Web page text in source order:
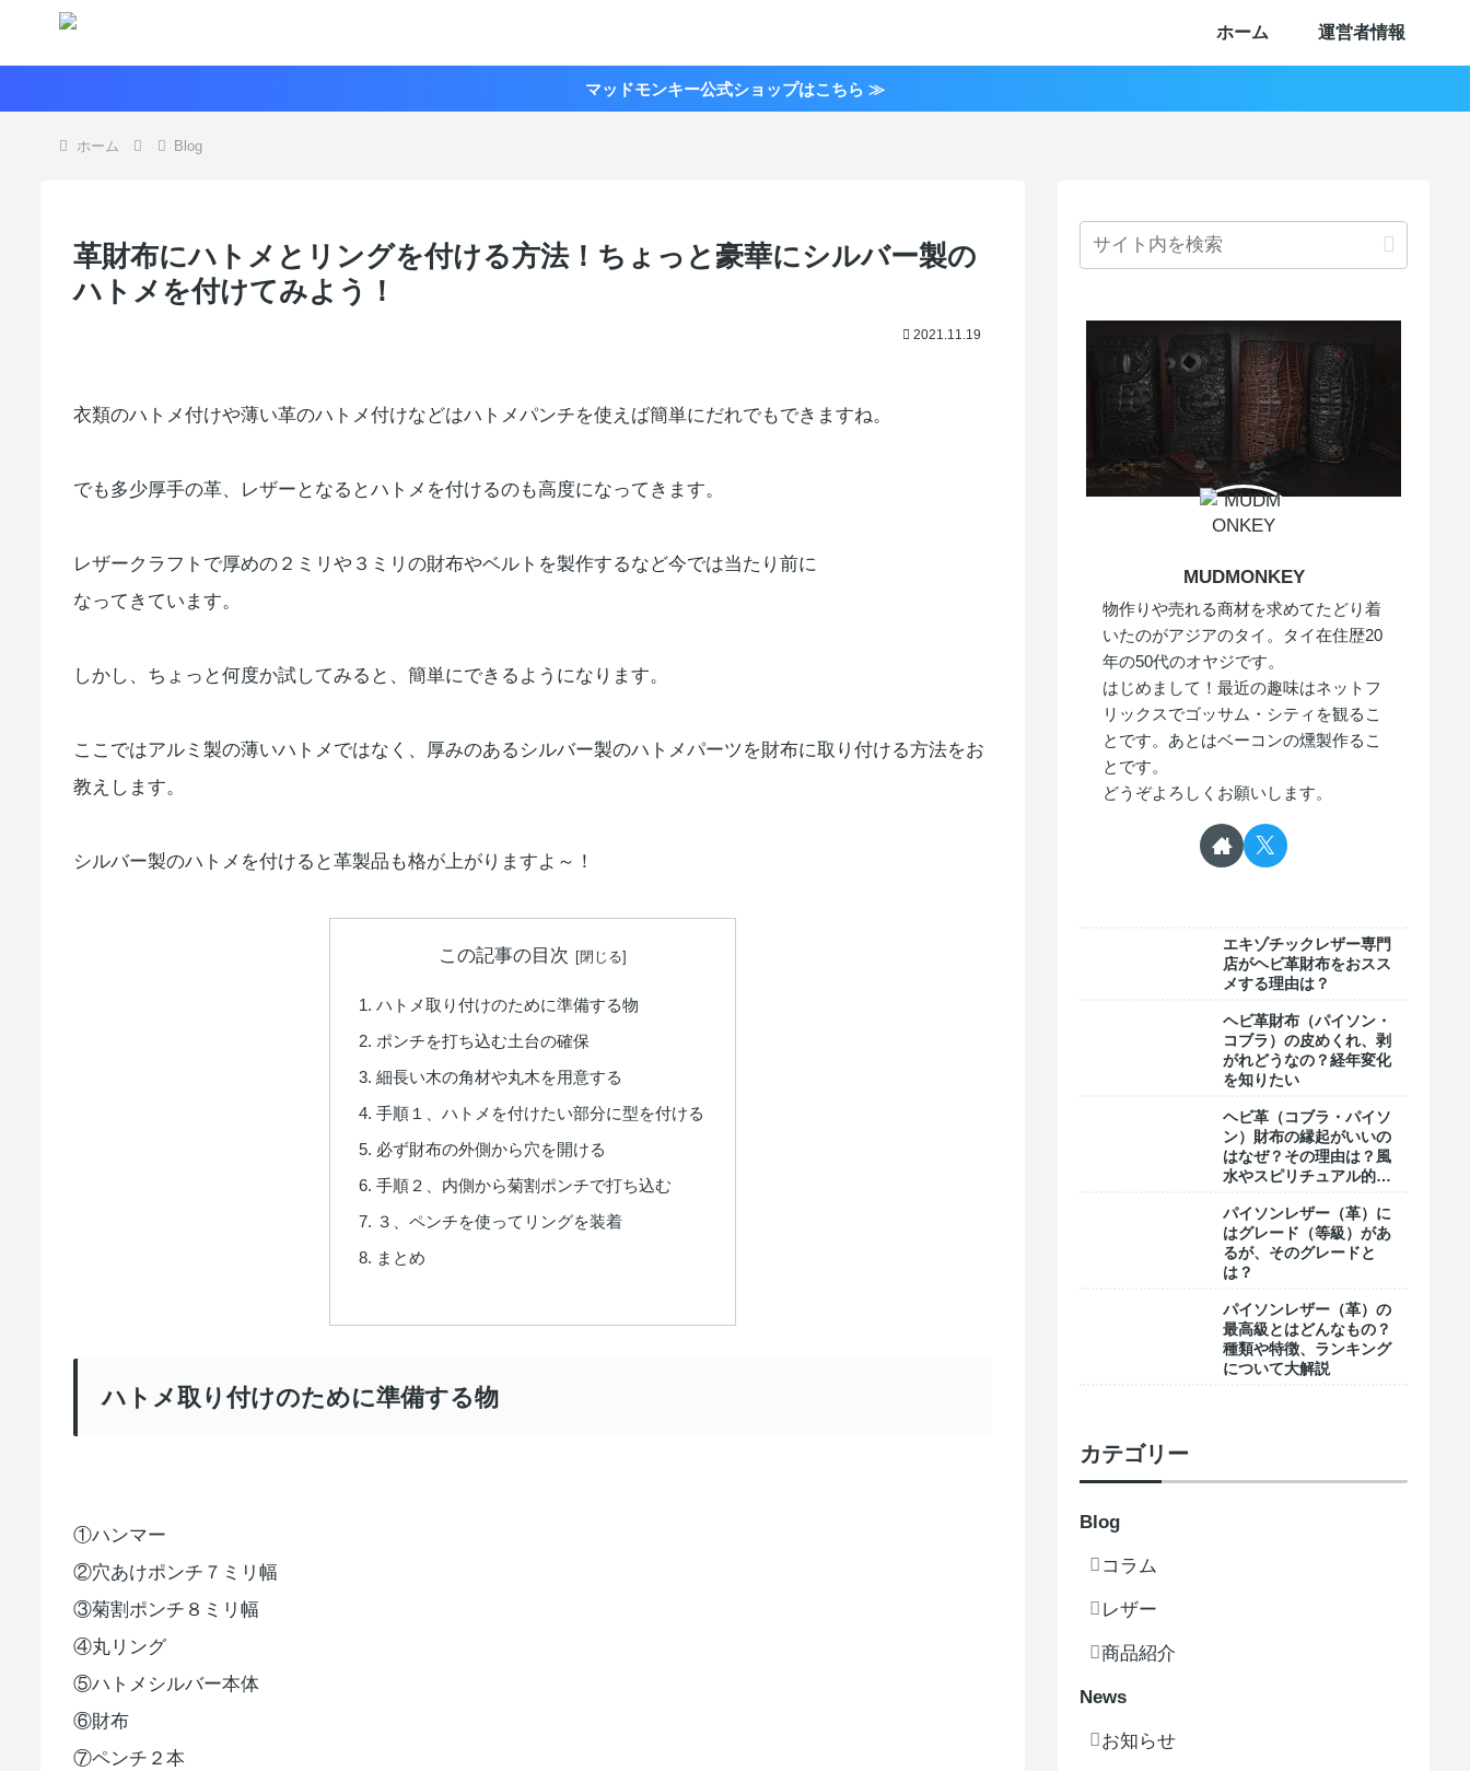
ホーム 運営者情報
マッドモンキー公式ショップはこちら ≫
ホーム Blog
革財布にハトメとリングを付ける方法！ちょっと豪華にシルバー製の
ハトメを付けてみよう！
2021.11.19
衣類のハトメ付けや薄い革のハトメ付けなどはハトメパンチを使えば簡単にだれでもできますね。
でも多少厚手の革、レザーとなるとハトメを付けるのも高度になってきます。
レザークラフトで厚めの２ミリや３ミリの財布やベルトを製作するなど今では当たり前に
なってきています。
しかし、ちょっと何度か試してみると、簡単にできるようになります。
ここではアルミ製の薄いハトメではなく、厚みのあるシルバー製のハトメパーツを財布に取り付ける方法をお
教えします。
シルバー製のハトメを付けると革製品も格が上がりますよ～！
この記事の目次
ハトメ取り付けのために準備する物
ポンチを打ち込む土台の確保
細長い木の角材や丸木を用意する
手順１、ハトメを付けたい部分に型を付ける
必ず財布の外側から穴を開ける
手順２、内側から菊割ポンチで打ち込む
３、ペンチを使ってリングを装着
まとめ
ハトメ取り付けのために準備する物
①ハンマー
②穴あけポンチ７ミリ幅
③菊割ポンチ８ミリ幅
④丸リング
⑤ハトメシルバー本体
⑥財布
⑦ペンチ２本
MUDMONKEY
物作りや売れる商材を求めてたどり着
いたのがアジアのタイ。タイ在住歴20
年の50代のオヤジです。
はじめまして！最近の趣味はネットフ
リックスでゴッサム・シティを観るこ
とです。あとはベーコンの燻製作るこ
とです。
どうぞよろしくお願いします。
エキゾチックレザー専門
店がヘビ革財布をおスス
メする理由は？
ヘビ革財布（パイソン・
コブラ）の皮めくれ、剥
がれどうなの？経年変化
を知りたい
ヘビ革（コブラ・パイソ
ン）財布の縁起がいいの
はなぜ？その理由は？風
水やスピリチュアル的な
パイソンレザー（革）に
はグレード（等級）があ
るが、そのグレードと
は？
パイソンレザー（革）の
最高級とはどんなもの？
種類や特徴、ランキング
について大解説
カテゴリー
Blog
コラム
レザー
商品紹介
News
お知らせ